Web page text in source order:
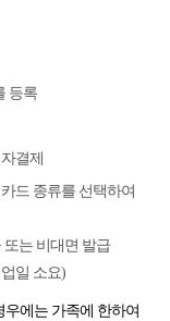
등록
결제
드 종류를 선택하여
또는 비대면 발급
일 소요)
에는 가족에 한하여